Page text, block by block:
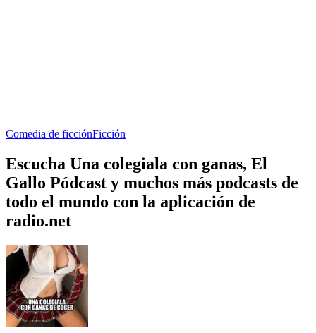
Comedia de ficciónFicción
Escucha Una colegiala con ganas, El
Gallo Pódcast y muchos más podcasts de
todo el mundo con la aplicación de
radio.net